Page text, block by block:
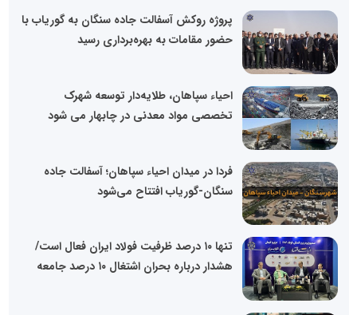
پروژه روکش آسفالت جاده سنگان به گوریاب با
حضور مقامات به بهره‌برداری رسید
احیاء سپاهان، طلایه‌دار توسعه شهرک
تخصصی مواد معدنی در چابهار می شود
فردا در میدان احیاء سپاهان؛ آسفالت جاده
سنگان-گوریاب افتتاح می‌شود
تنها ۱۰ درصد ظرفیت فولاد ایران فعال است/
هشدار درباره بحران اشتغال ۱۰ درصد جامعه